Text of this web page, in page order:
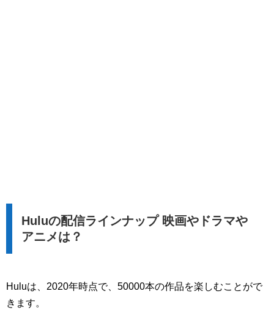
Huluの配信ラインナップ 映画やドラマや
アニメは？
Huluは、2020年時点で、50000本の作品を楽しむことがで
きます。